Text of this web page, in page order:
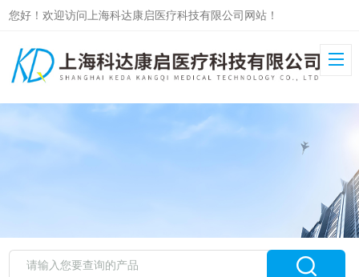
您好！欢迎访问上海科达康启医疗科技有限公司网站！